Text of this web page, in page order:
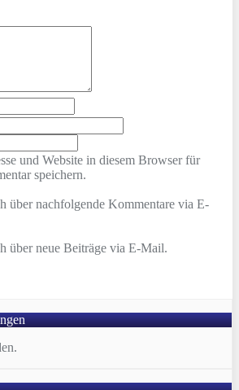
und Website in diesem Browser für
speichern.
über nachfolgende Kommentare via E-
über neue Beiträge via E-Mail.